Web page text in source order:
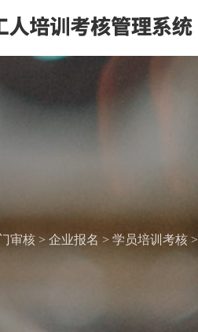
审核 > 企业报名 > 学员培训考核